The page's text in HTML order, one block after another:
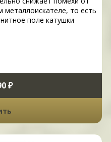
то есть
поле катушки
₽